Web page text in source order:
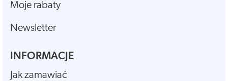
Moje rabaty
Newsletter
INFORMACJE
Jak zamawiać